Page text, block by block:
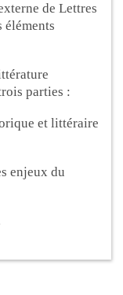
de Lettres
éléments
parties :
et littéraire
enjeux du